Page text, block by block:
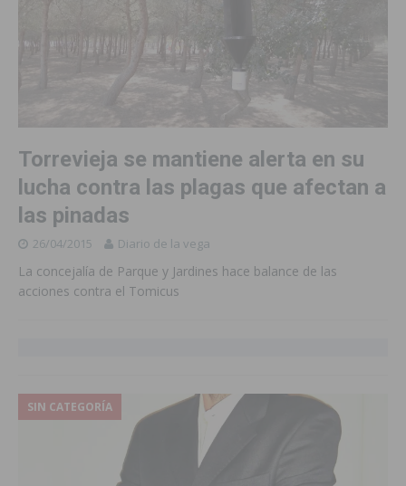
Torrevieja se mantiene alerta en su
lucha contra las plagas que afectan a
las pinadas
26/04/2015 Diario de la vega
La concejalía de Parque y Jardines hace balance de las
acciones contra el Tomicus
SIN CATEGORÍA